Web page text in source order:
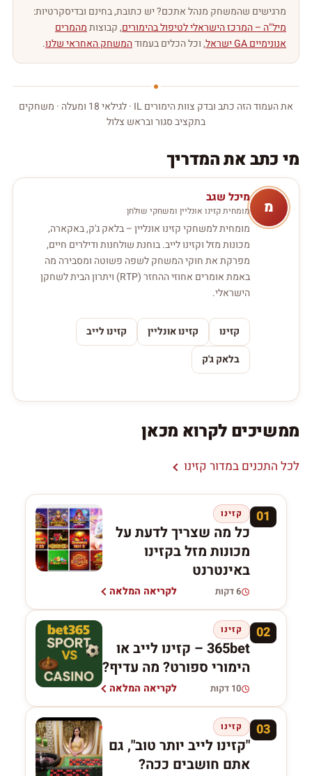
מרגישים שהמשחק מנהל אתכם? יש כתובת, בחינם ובדיסקרטיות:
מיל"ה – המרכז הישראלי לטיפול בהימורים, קבוצותמהמרים
אנונימיים GA ישראל
, וכל הכלים בעמודהמשחק האחראי שלנו.
את העמוד הזה כתב ובדק צוות הימורים IL · לגילאי 18 ומעלה · משחקים
בתקציב סגור ובראש צלול
מי כתב את המדריך
מ מיכל שגב
מומחית קזינו אונליין ומשחקי שולחן
מומחית למשחקי קזינו אונליין – בלאק ג'ק, באקארה,
מכונות מזל וקזינו לייב. בוחנת שולחנות ודילרים חיים,
מפרקת את חוקי המשחק לשפה פשוטה ומסבירה מה
באמת אומרים אחוזי ההחזר (RTP) ויתרון הבית לשחקן
הישראלי.
קזינו קזינו אונליין
קזינו לייב
בלאק ג'ק
ממשיכים לקרוא מכאן
לכל התכנים במדור קזינו
01 קזינו
כל מה שצריך לדעת על
מכונות מזל בקזינו
באינטרנט
6 דקות לקריאה המלאה
02 קזינו
365bet – קזינו לייב או
הימורי ספורט? מה עדיף?
10 דקות לקריאה המלאה
03 קזינו
"קזינו לייב יותר טוב", גם
אתם חושבים ככה?